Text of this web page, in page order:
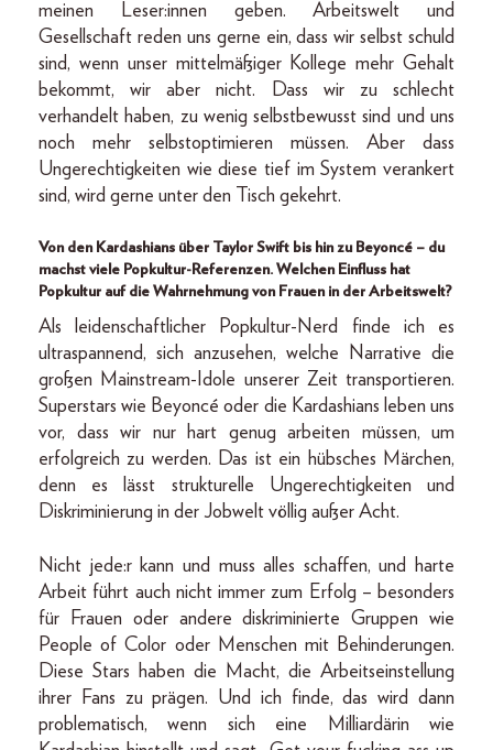
meinen Leser:innen geben. Arbeitswelt und
Gesellschaft reden uns gerne ein, dass wir selbst schuld
sind, wenn unser mittelmäßiger Kollege mehr Gehalt
bekommt, wir aber nicht. Dass wir zu schlecht
verhandelt haben, zu wenig selbstbewusst sind und uns
noch mehr selbstoptimieren müssen. Aber dass
Ungerechtigkeiten wie diese tief im System verankert
sind, wird gerne unter den Tisch gekehrt.
Von den Kardashians über Taylor Swift bis hin zu Beyoncé – du
machst viele Popkultur-Referenzen. Welchen Einfluss hat
Popkultur auf die Wahrnehmung von Frauen in der Arbeitswelt?
Als leidenschaftlicher Popkultur-Nerd finde ich es
ultraspannend, sich anzusehen, welche Narrative die
großen Mainstream-Idole unserer Zeit transportieren.
Superstars wie Beyoncé oder die Kardashians leben uns
vor, dass wir nur hart genug arbeiten müssen, um
erfolgreich zu werden. Das ist ein hübsches Märchen,
denn es lässt strukturelle Ungerechtigkeiten und
Diskriminierung in der Jobwelt völlig außer Acht.
Nicht jede:r kann und muss alles schaffen, und harte
Arbeit führt auch nicht immer zum Erfolg – besonders
für Frauen oder andere diskriminierte Gruppen wie
People of Color oder Menschen mit Behinderungen.
Diese Stars haben die Macht, die Arbeitseinstellung
ihrer Fans zu prägen. Und ich finde, das wird dann
problematisch, wenn sich eine Milliardärin wie